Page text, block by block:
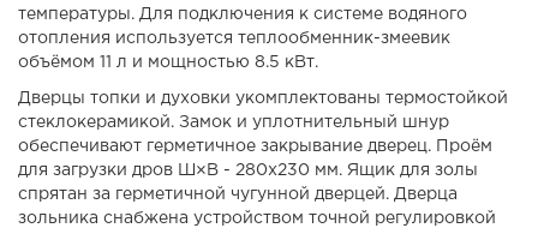
температуры. Для подключения к системе водяного
отопления используется теплообменник-змеевик
объёмом 11 л и мощностью 8.5 кВт.
Дверцы топки и духовки укомплектованы термостойкой
стеклокерамикой. Замок и уплотнительный шнур
обеспечивают герметичное закрывание дверец. Проём
для загрузки дров Ш×В - 280х230 мм. Ящик для золы
спрятан за герметичной чугунной дверцей. Дверца
зольника снабжена устройством точной регулировкой